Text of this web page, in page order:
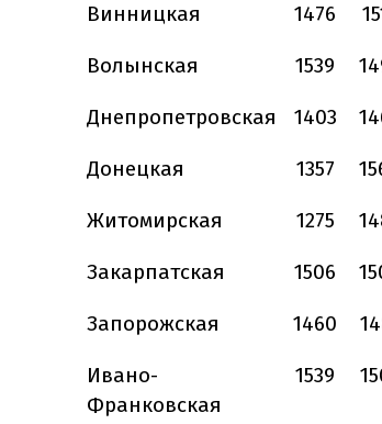
Винницкая 1476
Волынская 1539
Днепропетровская 1403
Донецкая 1357
Житомирская 1275
Закарпатская 1506
Запорожская 1460
Ивано-
Франковская
1539